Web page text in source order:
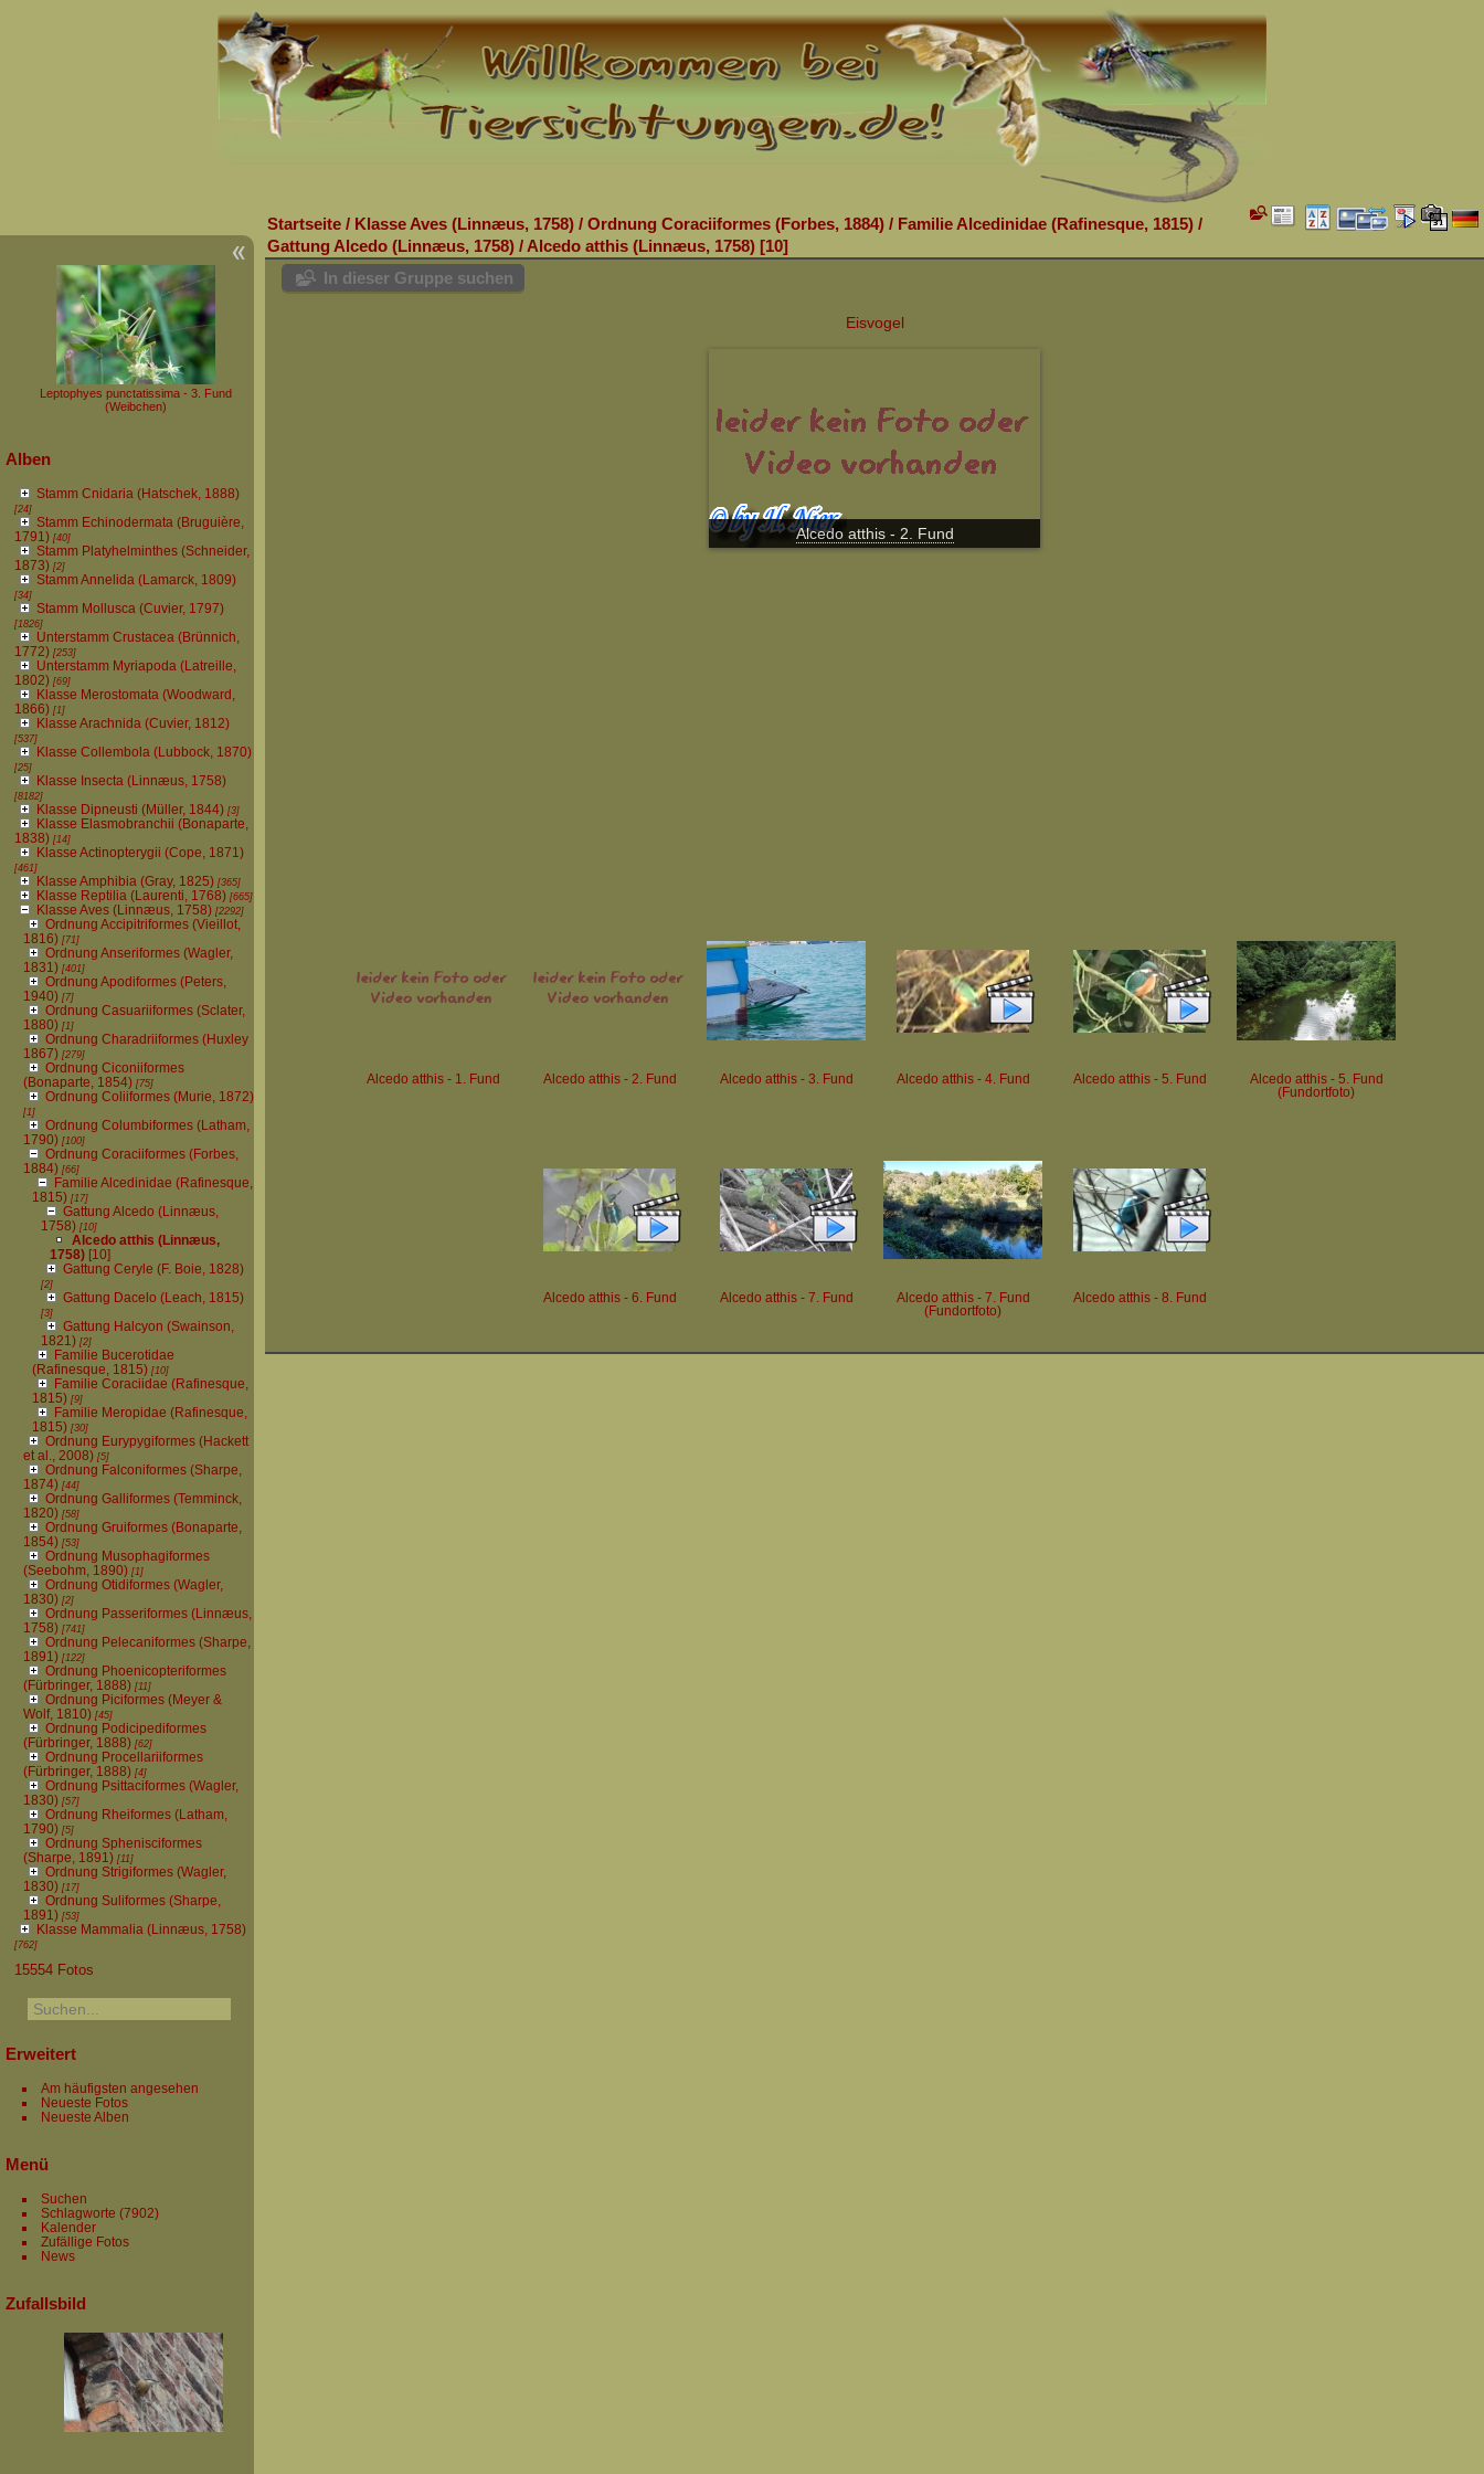
Leptophyes punctatissima - 3. Fund
(Weibchen)
Alben
Stamm Cnidaria (Hatschek, 1888)
[24]
Stamm Echinodermata (Bruguière,
1791)[40]
Stamm Platyhelminthes (Schneider,
1873)[2]
Stamm Annelida (Lamarck, 1809)
[34]
Stamm Mollusca (Cuvier, 1797)
[1826]
Unterstamm Crustacea (Brünnich,
1772)[253]
Unterstamm Myriapoda (Latreille,
1802)[69]
Klasse Merostomata (Woodward,
1866)[1]
Klasse Arachnida (Cuvier, 1812)
[537]
Klasse Collembola (Lubbock, 1870)
[25]
Klasse Insecta (Linnæus, 1758)
[8182]
Klasse Dipneusti (Müller, 1844)[3]
Klasse Elasmobranchii (Bonaparte,
1838)[14]
Klasse Actinopterygii (Cope, 1871)
[461]
Klasse Amphibia (Gray, 1825)[365]
Klasse Reptilia (Laurenti, 1768)[665]
Klasse Aves (Linnæus, 1758)[2292]
Ordnung Accipitriformes (Vieillot,
1816)[71]
Ordnung Anseriformes (Wagler,
1831)[401]
Ordnung Apodiformes (Peters,
1940)[7]
Ordnung Casuariiformes (Sclater,
1880)[1]
Ordnung Charadriiformes (Huxley
1867)[279]
Ordnung Ciconiiformes
(Bonaparte, 1854)[75]
Ordnung Coliiformes (Murie, 1872)
[1]
Ordnung Columbiformes (Latham,
1790)[100]
Ordnung Coraciiformes (Forbes,
1884)[66]
Familie Alcedinidae (Rafinesque,
1815)[17]
Gattung Alcedo (Linnæus,
1758)[10]
Alcedo atthis (Linnæus,
1758)[10]
Gattung Ceryle (F. Boie, 1828)
[2]
Gattung Dacelo (Leach, 1815)
[3]
Gattung Halcyon (Swainson,
1821)[2]
Familie Bucerotidae
(Rafinesque, 1815)[10]
Familie Coraciidae (Rafinesque,
1815)[9]
Familie Meropidae (Rafinesque,
1815)[30]
Ordnung Eurypygiformes (Hackett
et al., 2008)[5]
Ordnung Falconiformes (Sharpe,
1874)[44]
Ordnung Galliformes (Temminck,
1820)[58]
Ordnung Gruiformes (Bonaparte,
1854)[53]
Ordnung Musophagiformes
(Seebohm, 1890)[1]
Ordnung Otidiformes (Wagler,
1830)[2]
Ordnung Passeriformes (Linnæus,
1758)[741]
Ordnung Pelecaniformes (Sharpe,
1891)[122]
Ordnung Phoenicopteriformes
(Fürbringer, 1888)[11]
Ordnung Piciformes (Meyer &
Wolf, 1810)[45]
Ordnung Podicipediformes
(Fürbringer, 1888)[62]
Ordnung Procellariiformes
(Fürbringer, 1888)[4]
Ordnung Psittaciformes (Wagler,
1830)[57]
Ordnung Rheiformes (Latham,
1790) [5]
Ordnung Sphenisciformes
(Sharpe, 1891)[11]
Ordnung Strigiformes (Wagler,
1830)[17]
Ordnung Suliformes (Sharpe,
1891)[53]
Klasse Mammalia (Linnæus, 1758)
[762]
15554 Fotos
Erweitert
Am häufigsten angesehen
Neueste Fotos
Neueste Alben
Menü
Suchen
Schlagworte (7902)
Kalender
Zufällige Fotos
News
Zufallsbild
Startseite / Klasse Aves (Linnæus, 1758) / Ordnung Coraciiformes (Forbes, 1884) / Familie Alcedinidae (Rafinesque, 1815) /
Gattung Alcedo (Linnæus, 1758) / Alcedo atthis (Linnæus, 1758) 10
In dieser Gruppe suchen
Eisvogel
Alcedo atthis - 2. Fund
Alcedo atthis - 1. Fund Alcedo atthis - 2. Fund Alcedo atthis - 3. Fund Alcedo atthis - 4. Fund Alcedo atthis - 5. Fund
Alcedo atthis - 5. Fund
(Fundortfoto)
Alcedo atthis - 6. Fund Alcedo atthis - 7. Fund
Alcedo atthis - 7. Fund
(Fundortfoto)
Alcedo atthis - 8. Fund